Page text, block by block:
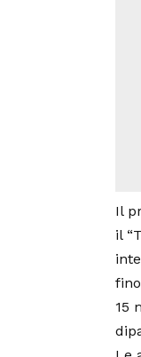
Il
il
15